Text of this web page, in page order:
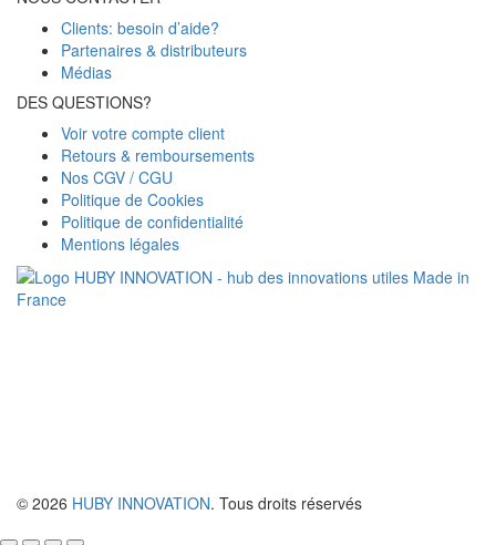
Clients: besoin d’aide?
Partenaires & distributeurs
Médias
DES QUESTIONS?
Voir votre compte client
Retours & remboursements
Nos CGV / CGU
Politique de Cookies
Politique de confidentialité
Mentions légales
© 2026 HUBY INNOVATION. Tous droits réservés